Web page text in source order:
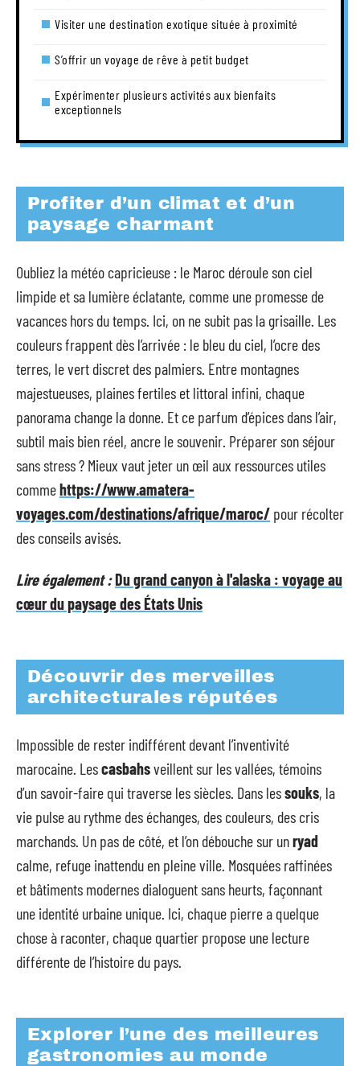
Visiter une destination exotique située à proximité
S’offrir un voyage de rêve à petit budget
Expérimenter plusieurs activités aux bienfaits
exceptionnels
Profiter d’un climat et d’un
paysage charmant
Oubliez la météo capricieuse : le Maroc déroule son ciel
limpide et sa lumière éclatante, comme une promesse de
vacances hors du temps. Ici, on ne subit pas la grisaille. Les
couleurs frappent dès l’arrivée : le bleu du ciel, l’ocre des
terres, le vert discret des palmiers. Entre montagnes
majestueuses, plaines fertiles et littoral infini, chaque
panorama change la donne. Et ce parfum d’épices dans l’air,
subtil mais bien réel, ancre le souvenir. Préparer son séjour
sans stress ? Mieux vaut jeter un œil aux ressources utiles
commehttps://www.amatera-
voyages.com/destinations/afrique/maroc/ pour récolter
des conseils avisés.
Lire également :Du grand canyon à l'alaska : voyage au
cœur du paysage des États Unis
Découvrir des merveilles
architecturales réputées
Impossible de rester indifférent devant l’inventivité
marocaine. Lescasbahsveillent sur les vallées, témoins
d’un savoir-faire qui traverse les siècles. Dans lessouks, la
vie pulse au rythme des échanges, des couleurs, des cris
marchands. Un pas de côté, et l’on débouche sur unryad
calme, refuge inattendu en pleine ville. Mosquées raffinées
et bâtiments modernes dialoguent sans heurts, façonnant
une identité urbaine unique. Ici, chaque pierre a quelque
chose à raconter, chaque quartier propose une lecture
différente de l’histoire du pays.
Explorer l’une des meilleures
gastronomies au monde